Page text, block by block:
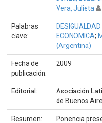
Vera, Julieta
Palabras
clave:
ECONOMICA;
(Argentina)
Fecha de
publicación:
2009
Editorial:
Asociación
de Buenos
Resumen:
Ponencia